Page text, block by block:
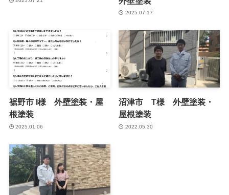
2025.07.17
裾野市 I様 外壁塗装・屋
根塗装
2025.01.06
沼津市 T様 外壁塗装・
屋根塗装
2022.05.30